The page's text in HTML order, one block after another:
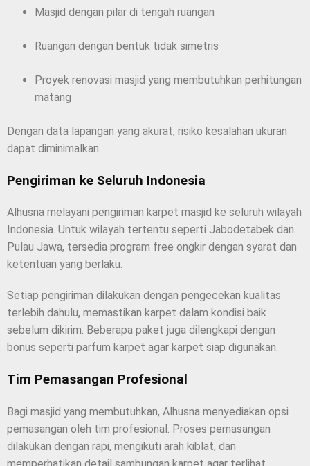
Masjid dengan pilar di tengah ruangan
Ruangan dengan bentuk tidak simetris
Proyek renovasi masjid yang membutuhkan perhitungan
matang
Dengan data lapangan yang akurat, risiko kesalahan ukuran
dapat diminimalkan.
Pengiriman ke Seluruh Indonesia
Alhusna melayani pengiriman karpet masjid ke seluruh wilayah
Indonesia. Untuk wilayah tertentu seperti Jabodetabek dan
Pulau Jawa, tersedia program free ongkir dengan syarat dan
ketentuan yang berlaku.
Setiap pengiriman dilakukan dengan pengecekan kualitas
terlebih dahulu, memastikan karpet dalam kondisi baik
sebelum dikirim. Beberapa paket juga dilengkapi dengan
bonus seperti parfum karpet agar karpet siap digunakan.
Tim Pemasangan Profesional
Bagi masjid yang membutuhkan, Alhusna menyediakan opsi
pemasangan oleh tim profesional. Proses pemasangan
dilakukan dengan rapi, mengikuti arah kiblat, dan